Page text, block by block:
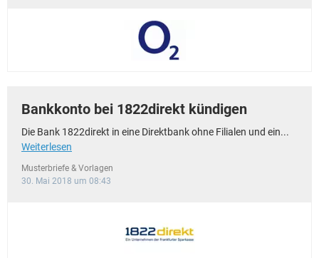
Bankkonto bei 1822direkt kündigen
Die Bank 1822direkt in eine Direktbank ohne Filialen und ein...
Weiterlesen
Musterbriefe & Vorlagen
30. Mai 2018 um 08:43